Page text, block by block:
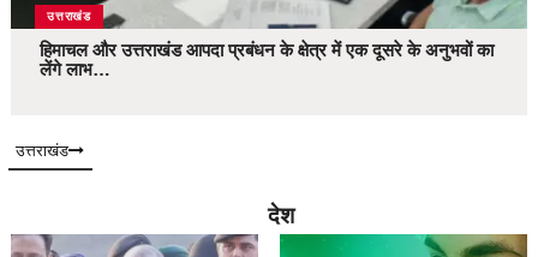
उत्तराखंड
हिमाचल और उत्तराखंड आपदा प्रबंधन के क्षेत्र में एक दूसरे के अनुभवों का
लेंगे लाभ…
उत्तराखंड
देश